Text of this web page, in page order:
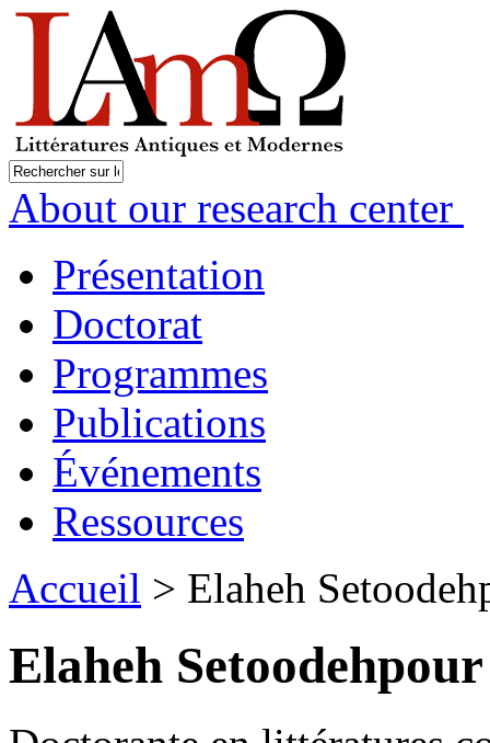
About our research center
Présentation
Doctorat
Programmes
Publications
Événements
Ressources
Accueil > Elaheh
Elaheh Setoodehpour